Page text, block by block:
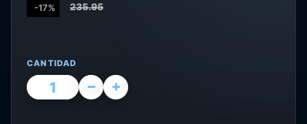
-17% 235.95
CANTIDAD